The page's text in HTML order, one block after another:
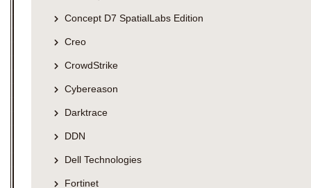
Concept D7 SpatialLabs Edition
Creo
CrowdStrike
Cybereason
Darktrace
DDN
Dell Technologies
Fortinet